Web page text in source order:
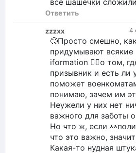
Ответить
4
zzzxx
🙄Просто смешно,
придумывают всякие
iformation 👨‍⚖️о том,
призывник и есть ли
поможет
понимаю, зачем им
Неужели у них нет
важного для заботы
Но что ж, если
что это важно,
Какая-то нудная